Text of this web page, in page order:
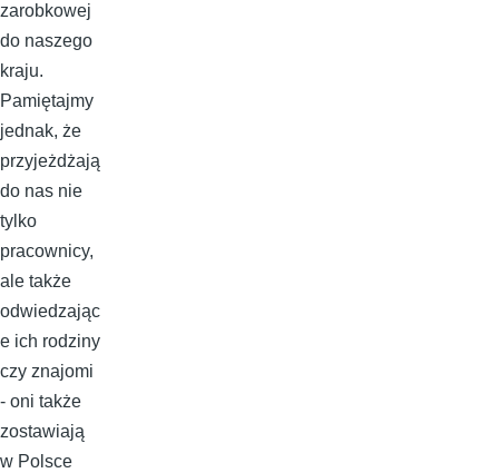
zarobkowej
do naszego
kraju.
Pamiętajmy
jednak, że
przyjeżdżają
do nas nie
tylko
pracownicy,
ale także
odwiedzając
e ich rodziny
czy znajomi
- oni także
zostawiają
w Polsce